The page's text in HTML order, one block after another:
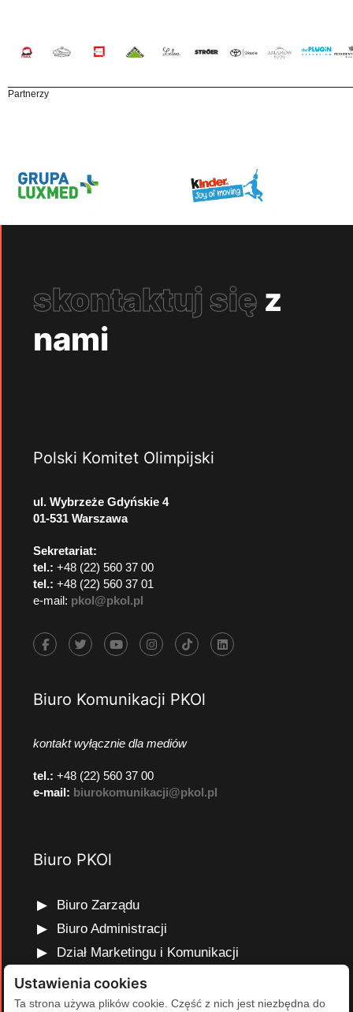
Partnerzy
skontaktuj się z
nami
Polski Komitet Olimpijski
ul. Wybrzeże Gdyńskie 4
01-531 Warszawa
Sekretariat:
tel.: +48 (22) 560 37 00
tel.: +48 (22) 560 37 01
e-mail: pkol@pkol.pl
Biuro Komunikacji PKOl
kontakt wyłącznie dla mediów
tel.: +48 (22) 560 37 00
e-mail: biurokomunikacji@pkol.pl
Biuro PKOl
Biuro Zarządu
Biuro Administracji
Dział Marketingu i Komunikacji
Dział Edukacji Olimpijskiej
Dział Finansów i Kadr
Ustawienia cookies
Ta strona używa plików cookie. Część z nich jest niezbędna do